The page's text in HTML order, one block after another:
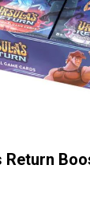
Return